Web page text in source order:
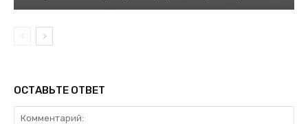
ОСТАВЬТЕ ОТВЕТ